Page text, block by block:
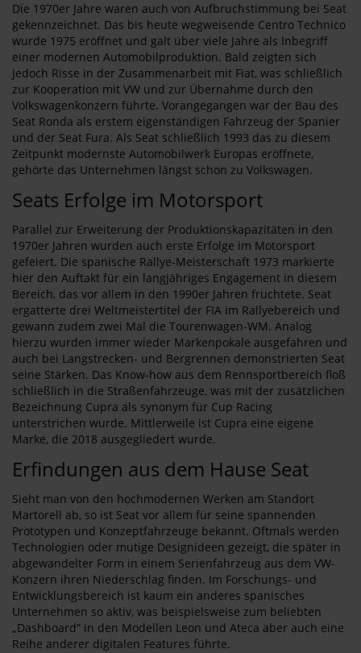
Die 1970er Jahre waren auch von Aufbruchstimmung bei Seat
gekennzeichnet. Das bis heute wegweisende Centro Technico
wurde 1975 eröffnet und galt über viele Jahre als Inbegriff
einer modernen Automobilproduktion. Bald zeigten sich
jedoch Risse in der Zusammenarbeit mit Fiat, was schließlich
zur Kooperation mit VW und zur Übernahme durch den
Volkswagenkonzern führte. Vorangegangen war der Bau des
Seat Ronda als erstem eigenständigen Fahrzeug der Spanier
und der Seat Fura. Als Seat schließlich 1993 das zu diesem
Zeitpunkt modernste Automobilwerk Europas eröffnete,
gehörte das Unternehmen längst schon zu Volkswagen.
Seats Erfolge im Motorsport
Parallel zur Erweiterung der Produktionskapazitäten in den
1970er Jahren wurden auch erste Erfolge im Motorsport
gefeiert. Die spanische Rallye-Meisterschaft 1973 markierte
hier den Auftakt für ein langjähriges Engagement in diesem
Bereich, das vor allem in den 1990er Jahren fruchtete. Seat
ergatterte drei Weltmeistertitel der FIA im Rallyebereich und
gewann zudem zwei Mal die Tourenwagen-WM. Analog
hierzu wurden immer wieder Markenpokale ausgefahren und
auch bei Langstrecken- und Bergrennen demonstrierten Seat
seine Stärken. Das Know-how aus dem Rennsportbereich floß
schließlich in die Straßenfahrzeuge, was mit der zusätzlichen
Bezeichnung Cupra als synonym für Cup Racing
unterstrichen wurde. Mittlerweile ist Cupra eine eigene
Marke, die 2018 ausgegliedert wurde.
Erfindungen aus dem Hause Seat
Sieht man von den hochmodernen Werken am Standort
Martorell ab, so ist Seat vor allem für seine spannenden
Prototypen und Konzeptfahrzeuge bekannt. Oftmals werden
Technologien oder mutige Designideen gezeigt, die später in
abgewandelter Form in einem Serienfahrzeug aus dem VW-
Konzern ihren Niederschlag finden. Im Forschungs- und
Entwicklungsbereich ist kaum ein anderes spanisches
Unternehmen so aktiv, was beispielsweise zum beliebten
„Dashboard“ in den Modellen Leon und Ateca aber auch eine
Reihe anderer digitalen Features führte.